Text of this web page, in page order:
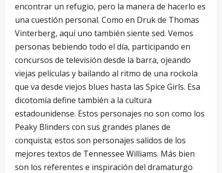
encontrar un refugio, pero la manera de hacerlo es
una cuestión personal. Como en Druk de Thomas
Vinterberg, aquí uno también siente sed. Vemos
personas bebiendo todo el día, participando en
concursos de televisión desde la barra, ojeando
viejas películas y bailando al ritmo de una rockola
que va desde viejos blues hasta las Spice Girls. Esa
dicotomía define también a la cultura
estadounidense. Estos personajes no son como los
Peaky Blinders con sus grandes planes de
conquista; estos son personajes salidos de los
mejores textos de Tennessee Williams. Más bien
son los referentes e inspiración del dramaturgo